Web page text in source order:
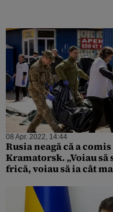
08 Apr. 2022, 14:44
Rusia neagă că a
Kramatorsk. „Voiau să
frică, voiau să ia cât